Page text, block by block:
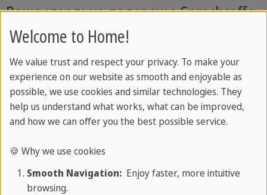
Ваша ідеальна подорож з Sprachcaffe
до Іспанії
Вивчайте іспанську
досягти бажаних цілей. Ми покажемо
вам, як краще вчитися!
Welcome to Home!
We value trust and respect your privacy. To make your
experience on our website as smooth and enjoyable as
possible, we use cookies and similar technologies. They
help us understand what works, what can be improved,
and how we can offer you the best possible service.
🍪 Why we use cookies
Smooth Navigation:Enjoy faster, more intuitive
browsing.